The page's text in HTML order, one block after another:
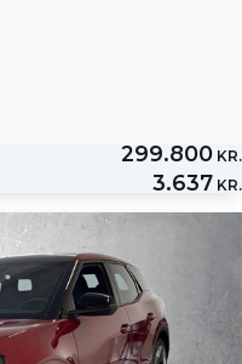
299.800 KR.
3.637 KR.